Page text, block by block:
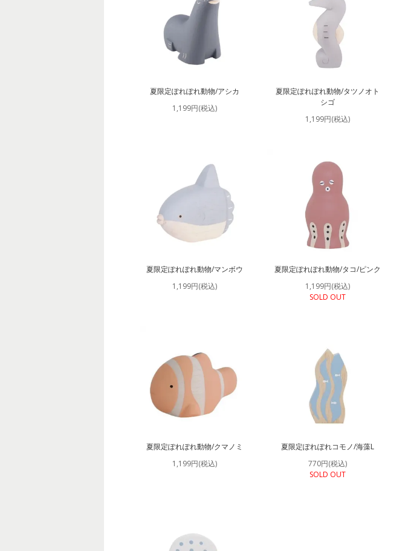
夏限定ぽれぽれ動物/アシカ
1,199円(税込)
夏限定ぽれぽれ動物/タツノオト
シゴ
1,199円(税込)
夏限定ぽれぽれ動物/マンボウ
1,199円(税込)
夏限定ぽれぽれ動物/タコ/ピンク
1,199円(税込)
SOLD OUT
夏限定ぽれぽれ動物/クマノミ
1,199円(税込)
夏限定ぽれぽれコモノ/海藻L
770円(税込)
SOLD OUT